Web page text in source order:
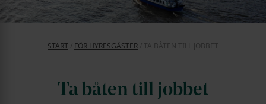
START FÖR HYRESGÄSTER TA BÅTEN TILL JOBBET
Ta båten till jobbet